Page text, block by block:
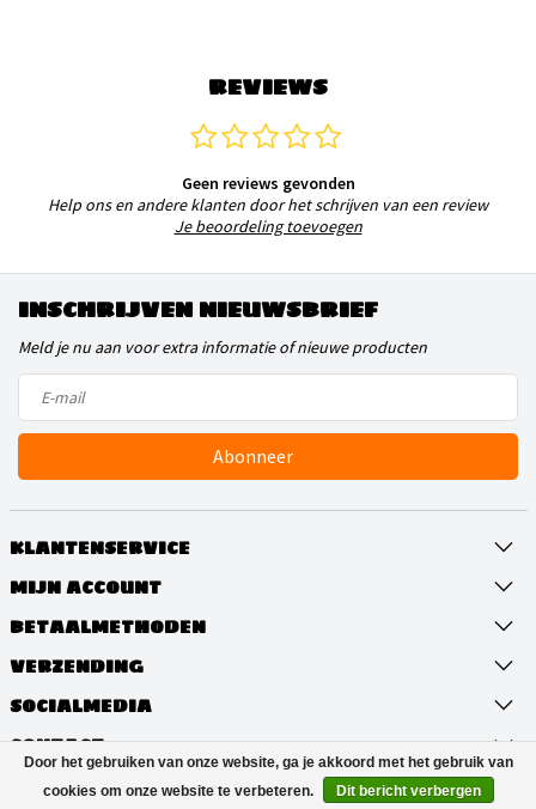
REVIEWS
Geen reviews gevonden
Help ons en andere klanten door het schrijven van een review
Je beoordeling toevoegen
INSCHRIJVEN NIEUWSBRIEF
Meld je nu aan voor extra informatie of nieuwe producten
Abonneer
KLANTENSERVICE
MIJN ACCOUNT
BETAALMETHODEN
VERZENDING
SOCIALMEDIA
CONTACT
Door het gebruiken van onze website, ga je akkoord met het gebruik van
cookies om onze website te verbeteren.
Dit bericht verbergen